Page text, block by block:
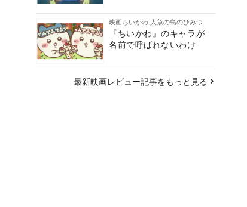
映画ちいかわ 人魚の島のひみつ
『ちいかわ』のキャラが
名前で呼ばれないわけ
最新映画レビュー記事をもっと見る